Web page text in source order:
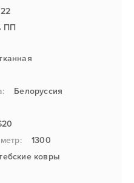
22
ПП
Белоруссия
1300
ковры